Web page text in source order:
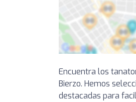
Encuentra los
Bierzo. Hemos
destacadas para